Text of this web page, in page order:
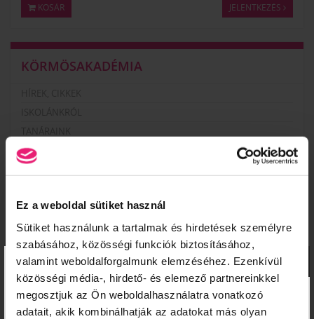
Ez a weboldal sütiket használ
Sütiket használunk a tartalmak és hirdetések személyre
szabásához, közösségi funkciók biztosításához,
valamint weboldalforgalmunk elemzéséhez. Ezenkívül
közösségi média-, hirdető- és elemező partnereinkkel
megosztjuk az Ön weboldalhasználatra vonatkozó
adatait, akik kombinálhatják az adatokat más olyan
KOSÁR JELENTKEZÉS
KÖRMÖSAKADÉMIA
KÉPZÉSI HELYSZÍNEK
KÉPZÉSEINK
NAIL START PROGRAM – ALAPOZÓ MŰKÖRMÖS
KÉPZÉSSOROZAT
MANIKŰRÖS ÉS KÖRÖMDIZÁJNER (PK 10124005)